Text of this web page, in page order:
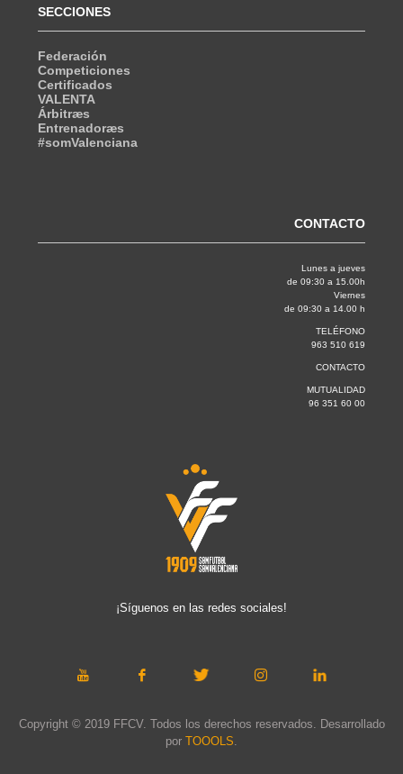
SECCIONES
Federación
Competiciones
Certificados
VALENTA
Árbitræs
Entrenadoræs
#somValenciana
CONTACTO
Lunes a jueves
de 09:30 a 15.00h
Viernes
de 09:30 a 14.00 h
TELÉFONO
963 510 619
CONTACTO
MUTUALIDAD
96 351 60 00
¡Síguenos en las redes sociales!
Copyright © 2019 FFCV. Todos los derechos reservados. Desarrollado
por TOOOLS